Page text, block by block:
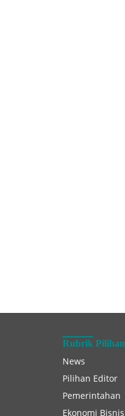
Rubrik Pilihan
News
Pilihan Editor
Pemerintahan
Ekonomi Bisnis